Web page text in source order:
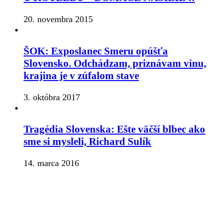
20. novembra 2015
ŠOK: Exposlanec Smeru opúšťa
Slovensko. Odchádzam, priznávam vinu,
krajina je v zúfalom stave
3. októbra 2017
Tragédia Slovenska: Ešte väčší blbec ako
sme si mysleli, Richard Sulík
14. marca 2016